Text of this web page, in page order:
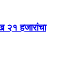
२१ हजारांचा